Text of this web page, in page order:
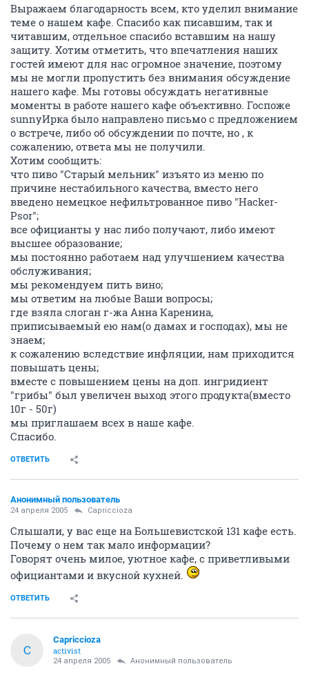
Выражаем благодарность всем, кто уделил внимание
теме о нашем кафе. Спасибо как писавшим, так и
читавшим, отдельное спасибо вставшим на нашу
защиту. Хотим отметить, что впечатления наших
гостей имеют для нас огромное значение, поэтому
мы не могли пропустить без внимания обсуждение
нашего кафе. Мы готовы обсуждать негативные
моменты в работе нашего кафе объективно. Госпоже
sunnyИрка было направлено письмо с предложением
о встрече, либо об обсуждении по почте, но , к
сожалению, ответа мы не получили.
Хотим сообщить:
что пиво "Старый мельник" изъято из меню по
причине нестабильного качества, вместо него
введено немецкое нефильтрованное пиво "Hacker-
Psor";
все официанты у нас либо получают, либо имеют
высшее образование;
мы постоянно работаем над улучшением качества
обслуживания;
мы рекомендуем пить вино;
мы ответим на любые Ваши вопросы;
где взяла слоган г-жа Анна Каренина,
приписываемый ею нам(о дамах и господах), мы не
знаем;
к сожалению вследствие инфляции, нам приходится
повышать цены;
вместе с повышением цены на доп. ингридиент
"грибы" был увеличен выход этого продукта(вместо
10г - 50г)
мы приглашаем всех в наше кафе.
Спасибо.
ОТВЕТИТЬ
Анонимный пользователь
24 апреля 2005 Capriccioza
Слышали, у вас еще на Большевистской 131 кафе есть.
Почему о нем так мало информации?
Говорят очень милое, уютное кафе, с приветливыми
официантами и вкусной кухней.
ОТВЕТИТЬ
C
Capriccioza
activist
24 апреля 2005 Анонимный пользователь